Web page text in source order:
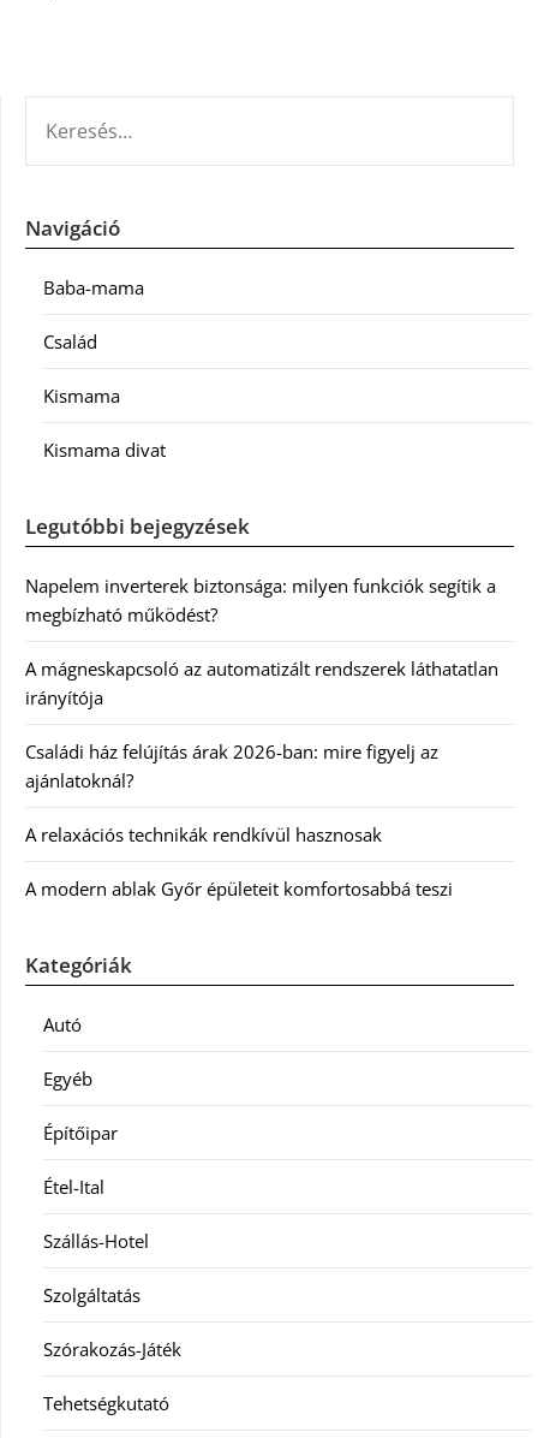
Navigáció
Baba-mama
Család
Kismama
Kismama divat
Legutóbbi bejegyzések
Napelem inverterek biztonsága: milyen funkciók segítik a
megbízható működést?
A mágneskapcsoló az automatizált rendszerek láthatatlan
irányítója
Családi ház felújítás árak 2026-ban: mire figyelj az
ajánlatoknál?
A relaxációs technikák rendkívül hasznosak
A modern ablak Győr épületeit komfortosabbá teszi
Kategóriák
Autó
Egyéb
Építőipar
Étel-Ital
Szállás-Hotel
Szolgáltatás
Szórakozás-Játék
Tehetségkutató